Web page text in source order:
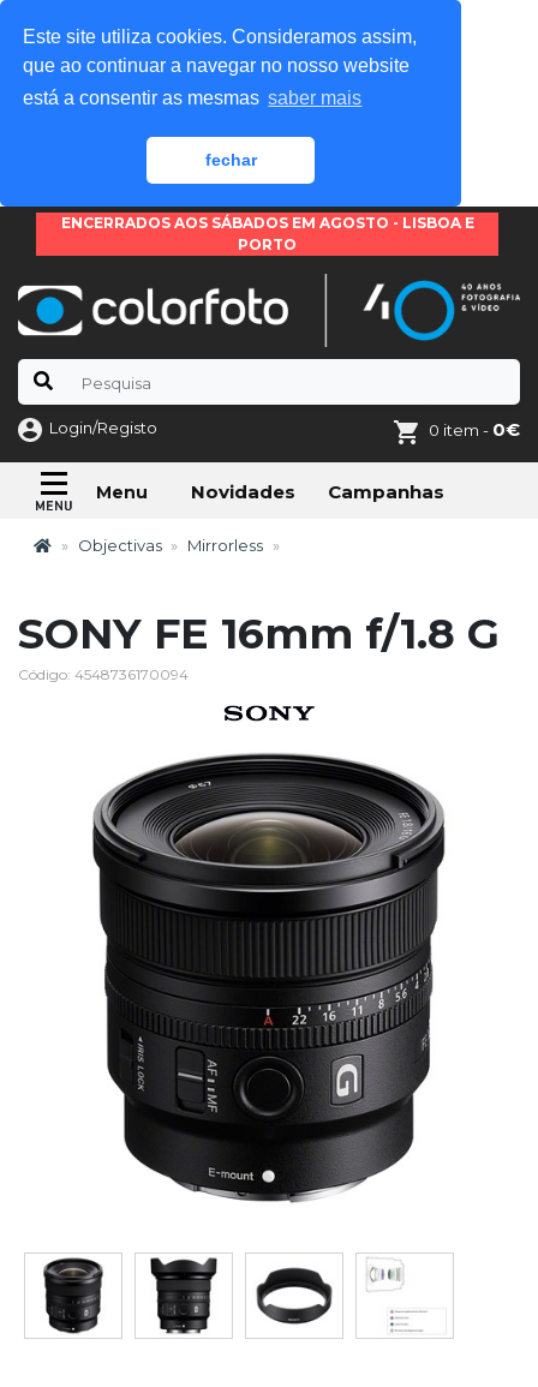
Este site utiliza cookies. Consideramos assim,
que ao continuar a navegar no nosso website
está a consentir as mesmas saber mais
fechar
ENCERRADOS AOS SÁBADOS EM AGOSTO - LISBOA E
PORTO
Login/Registo 0 item - 0€
Menu Novidades Campanhas
Objectivas Mirrorless
SONY FE 16mm f/1.8 G
Código: 4548736170094